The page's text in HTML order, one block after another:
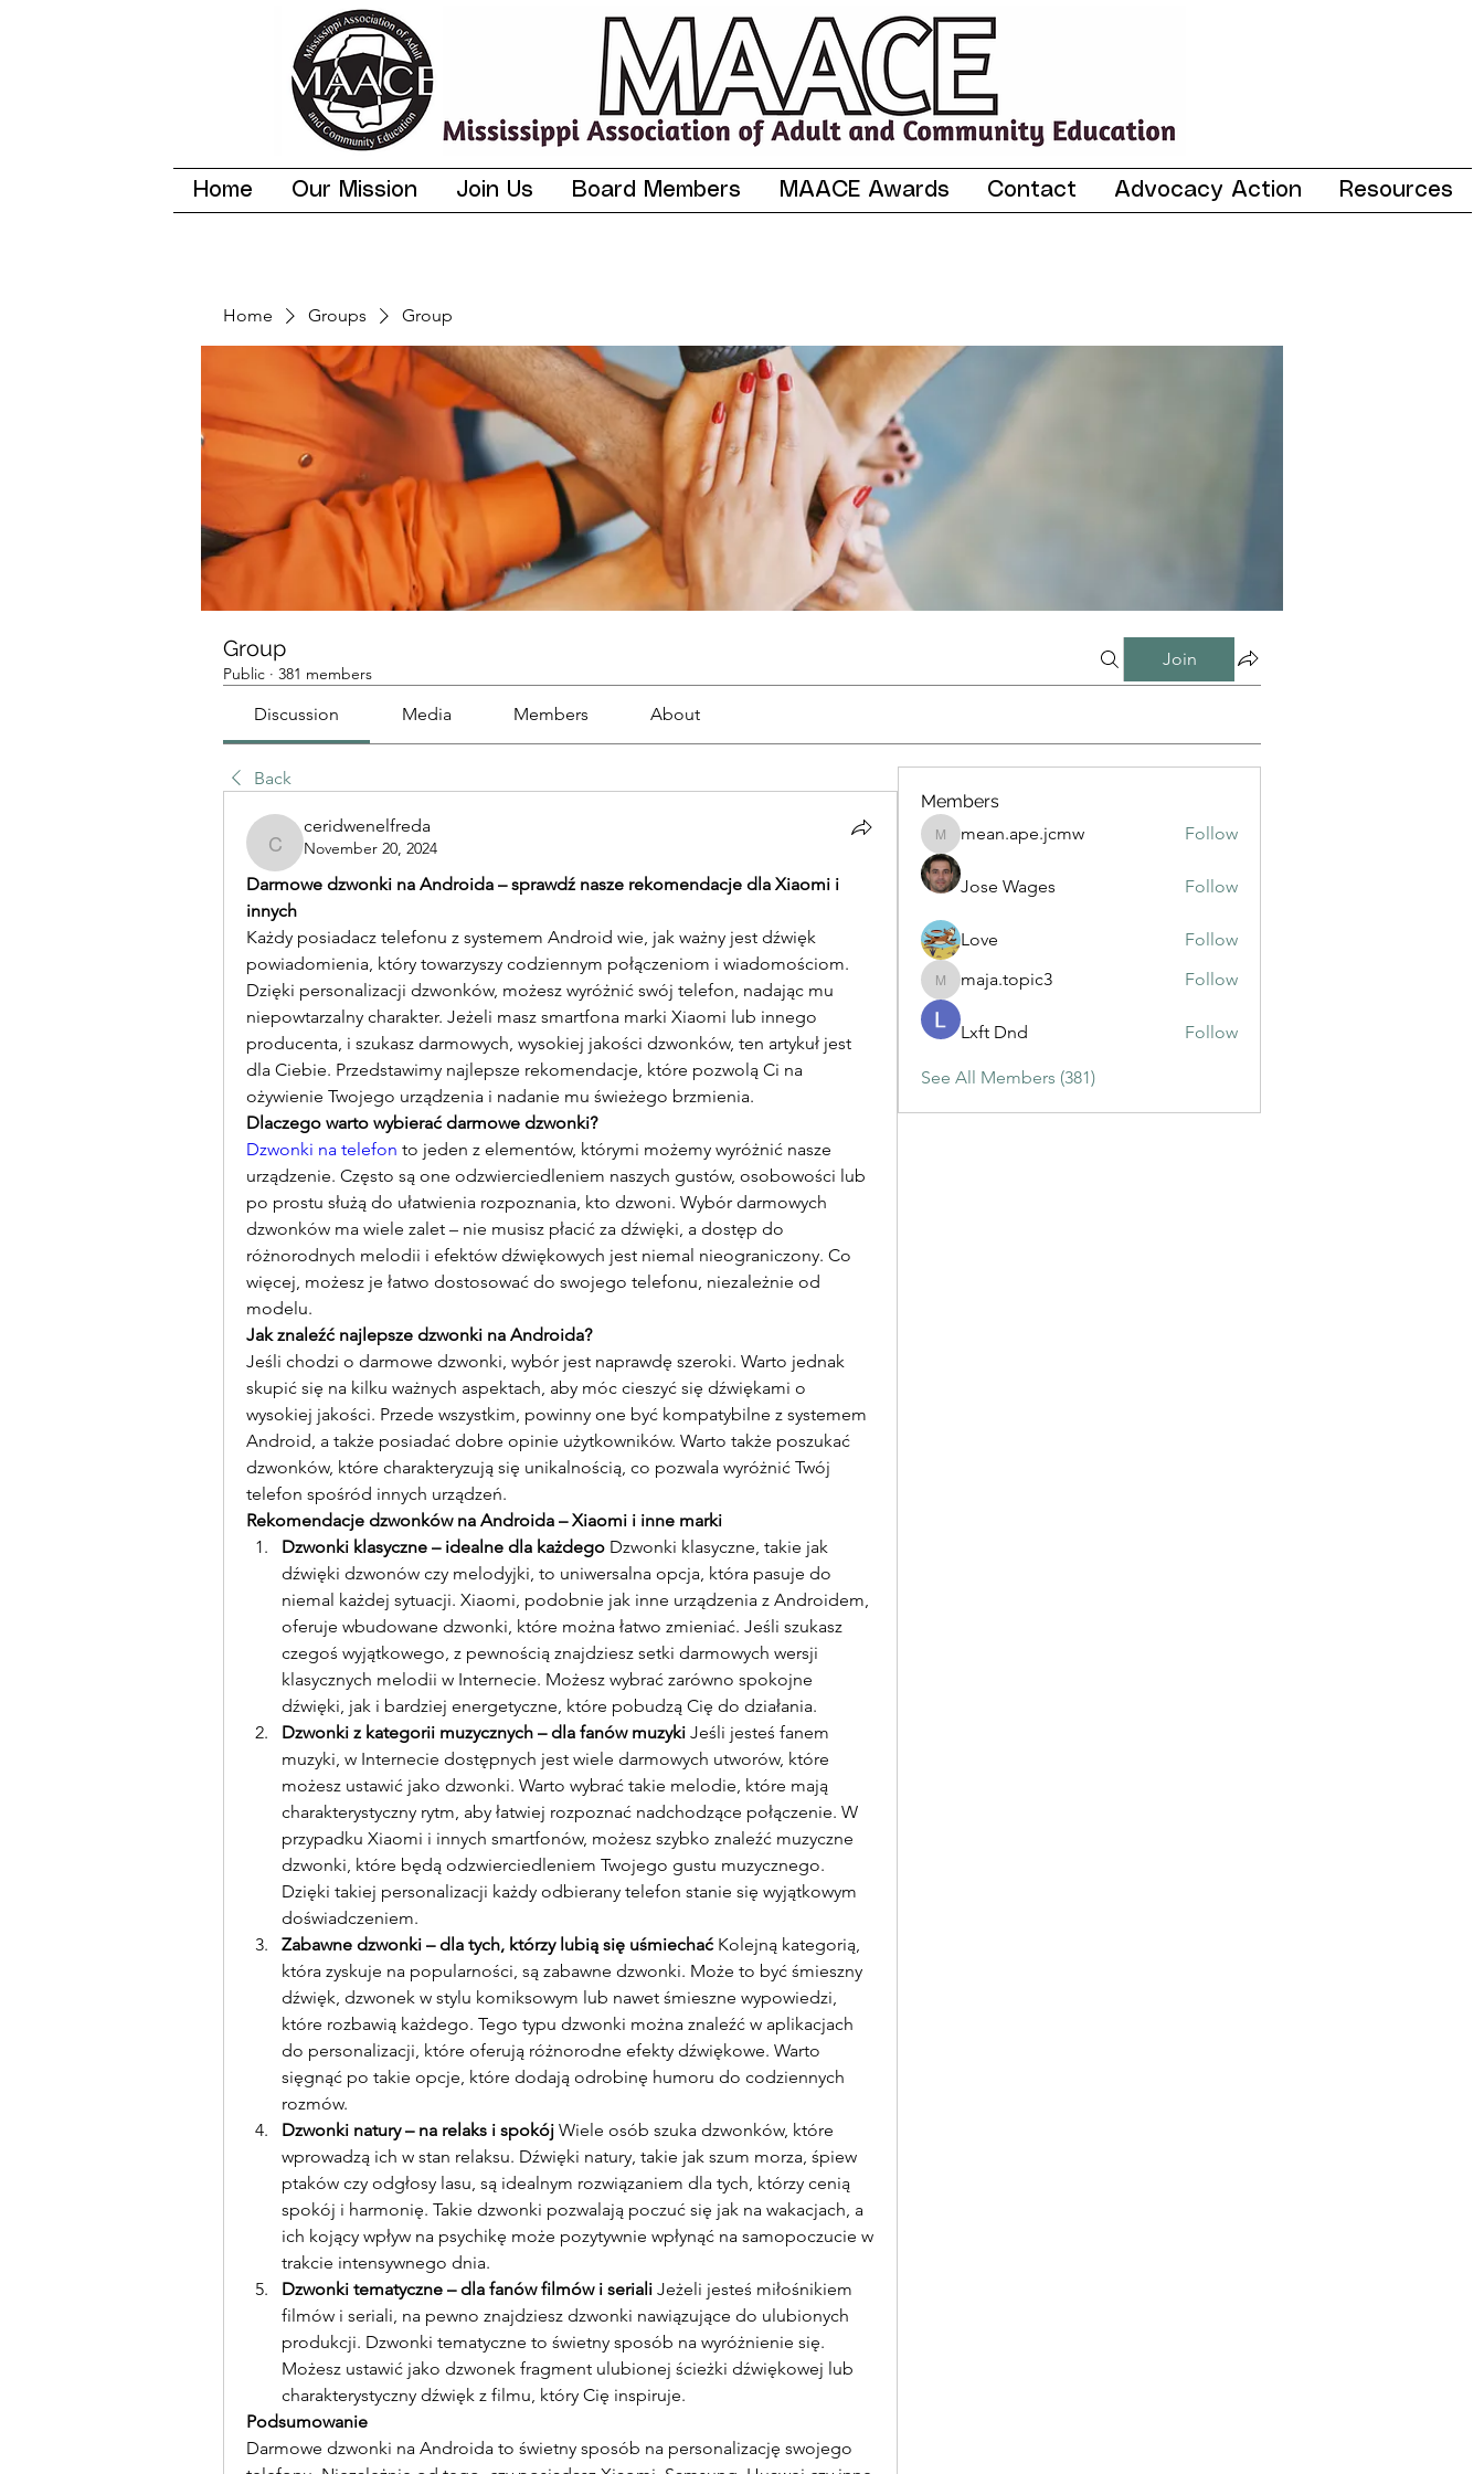
Home Our Mission Join Us Board Members MAACE Awards Contact Advocacy Action Resources
Home Groups Group
Group
Public · 381 members
Join
Discussion Media Members About
Back
ceridwenelfreda
ceridwenelfreda
November 20, 2024
Darmowe dzwonki na Androida – sprawdź nasze rekomendacje dla Xiaomi i
innych
Każdy posiadacz telefonu z systemem Android wie, jak ważny jest dźwięk
powiadomienia, który towarzyszy codziennym połączeniom i wiadomościom.
Dzięki personalizacji dzwonków, możesz wyróżnić swój telefon, nadając mu
niepowtarzalny charakter. Jeżeli masz smartfona marki Xiaomi lub innego
producenta, i szukasz darmowych, wysokiej jakości dzwonków, ten artykuł jest
dla Ciebie. Przedstawimy najlepsze rekomendacje, które pozwolą Ci na
ożywienie Twojego urządzenia i nadanie mu świeżego brzmienia.
Dlaczego warto wybierać darmowe dzwonki?
Dzwonki na telefon to jeden z elementów, którymi możemy wyróżnić nasze
urządzenie. Często są one odzwierciedleniem naszych gustów, osobowości lub
po prostu służą do ułatwienia rozpoznania, kto dzwoni. Wybór darmowych
dzwonków ma wiele zalet – nie musisz płacić za dźwięki, a dostęp do
różnorodnych melodii i efektów dźwiękowych jest niemal nieograniczony. Co
więcej, możesz je łatwo dostosować do swojego telefonu, niezależnie od
modelu.
Jak znaleźć najlepsze dzwonki na Androida?
Jeśli chodzi o darmowe dzwonki, wybór jest naprawdę szeroki. Warto jednak
skupić się na kilku ważnych aspektach, aby móc cieszyć się dźwiękami o
wysokiej jakości. Przede wszystkim, powinny one być kompatybilne z systemem
Android, a także posiadać dobre opinie użytkowników. Warto także poszukać
dzwonków, które charakteryzują się unikalnością, co pozwala wyróżnić Twój
telefon spośród innych urządzeń.
Rekomendacje dzwonków na Androida – Xiaomi i inne marki
Dzwonki klasyczne – idealne dla każdego Dzwonki klasyczne, takie jak
dźwięki dzwonów czy melodyjki, to uniwersalna opcja, która pasuje do
niemal każdej sytuacji. Xiaomi, podobnie jak inne urządzenia z Androidem,
oferuje wbudowane dzwonki, które można łatwo zmieniać. Jeśli szukasz
czegoś wyjątkowego, z pewnością znajdziesz setki darmowych wersji
klasycznych melodii w Internecie. Możesz wybrać zarówno spokojne
dźwięki, jak i bardziej energetyczne, które pobudzą Cię do działania.
Dzwonki z kategorii muzycznych – dla fanów muzyki Jeśli jesteś fanem
muzyki, w Internecie dostępnych jest wiele darmowych utworów, które
możesz ustawić jako dzwonki. Warto wybrać takie melodie, które mają
charakterystyczny rytm, aby łatwiej rozpoznać nadchodzące połączenie. W
przypadku Xiaomi i innych smartfonów, możesz szybko znaleźć muzyczne
dzwonki, które będą odzwierciedleniem Twojego gustu muzycznego.
Dzięki takiej personalizacji każdy odbierany telefon stanie się wyjątkowym
doświadczeniem.
Zabawne dzwonki – dla tych, którzy lubią się uśmiechać Kolejną kategorią,
która zyskuje na popularności, są zabawne dzwonki. Może to być śmieszny
dźwięk, dzwonek w stylu komiksowym lub nawet śmieszne wypowiedzi,
które rozbawią każdego. Tego typu dzwonki można znaleźć w aplikacjach
do personalizacji, które oferują różnorodne efekty dźwiękowe. Warto
sięgnąć po takie opcje, które dodają odrobinę humoru do codziennych
rozmów.
Dzwonki natury – na relaks i spokój Wiele osób szuka dzwonków, które
wprowadzą ich w stan relaksu. Dźwięki natury, takie jak szum morza, śpiew
ptaków czy odgłosy lasu, są idealnym rozwiązaniem dla tych, którzy cenią
spokój i harmonię. Takie dzwonki pozwalają poczuć się jak na wakacjach, a
ich kojący wpływ na psychikę może pozytywnie wpłynąć na samopoczucie w
trakcie intensywnego dnia.
Dzwonki tematyczne – dla fanów filmów i seriali Jeżeli jesteś miłośnikiem
filmów i seriali, na pewno znajdziesz dzwonki nawiązujące do ulubionych
produkcji. Dzwonki tematyczne to świetny sposób na wyróżnienie się.
Możesz ustawić jako dzwonek fragment ulubionej ścieżki dźwiękowej lub
charakterystyczny dźwięk z filmu, który Cię inspiruje.
Podsumowanie
Darmowe dzwonki na Androida to świetny sposób na personalizację swojego
Members
mean.ape.jcmw
mean.ape.jcmw Follow
Jose Wages Follow
Love Follow
maja.topic3
maja.topic3 Follow
Lxft Dnd Follow
See All Members (381)